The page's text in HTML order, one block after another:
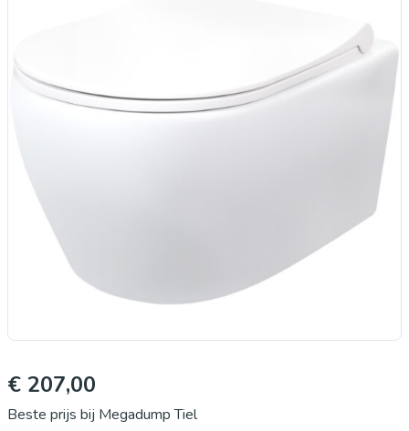
€ 207,00
Beste prijs bij Megadump Tiel